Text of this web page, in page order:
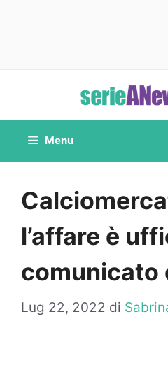
contenuto
Menu
l’affare è
comunicato
Lug 22, 2022 di